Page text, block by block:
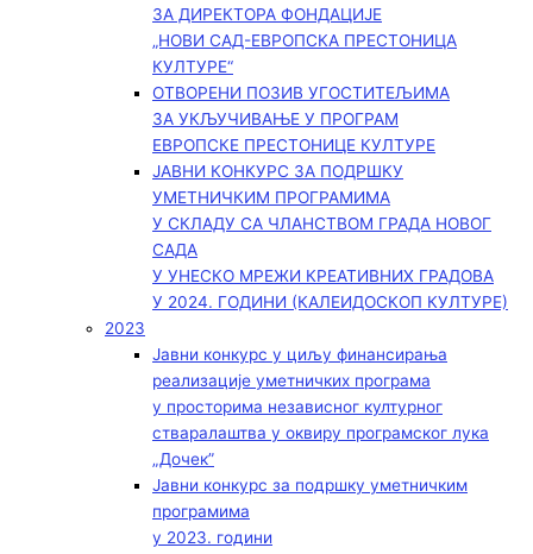
ЗА ДИРЕКТОРА ФОНДАЦИЈЕ
„НОВИ САД-ЕВРОПСКА ПРЕСТОНИЦА
КУЛТУРЕ“
ОТВОРЕНИ ПОЗИВ УГОСТИТЕЉИМА
ЗА УКЉУЧИВАЊЕ У ПРОГРАМ
ЕВРОПСКЕ ПРЕСТОНИЦЕ КУЛТУРЕ
ЈАВНИ КОНКУРС ЗА ПОДРШКУ
УМЕТНИЧКИМ ПРОГРАМИМА
У СКЛАДУ СА ЧЛАНСТВОМ ГРАДА НОВОГ
САДА
У УНЕСКО МРЕЖИ КРЕАТИВНИХ ГРАДОВА
У 2024. ГОДИНИ (КАЛЕИДОСКОП КУЛТУРЕ)
2023
Јавни конкурс у циљу финансирања
реализације уметничких програма
у просторима независног културног
стваралаштва у оквиру програмског лука
„Дочек”
Јавни конкурс за подршку уметничким
програмима
у 2023. години